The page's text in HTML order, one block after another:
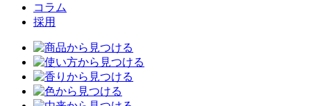
コラム
採用